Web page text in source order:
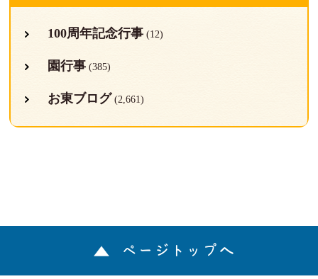
100周年記念行事(12)
園行事(385)
お東ブログ (2,661)
ページトップへ